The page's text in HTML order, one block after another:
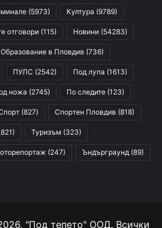
(5973) Култура (9789)
отговори (115) Новини (54283)
Образование в Пловдив (736)
ПУЛС (2542) Под лупа (1613)
ножа (2745) По следите (123)
(827) Спортен Пловдив (818)
Туризъм (323)
(247) Ъндърграунд (89)
"Под тепето" ООД. Всички